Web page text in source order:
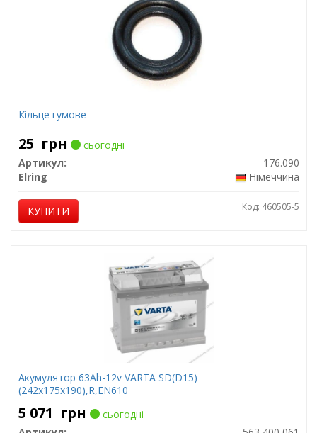
Кільце гумове
25 грн
сьогодні
Артикул:
176.090
Elring
Німеччина
КУПИТИ Код: 460505-5
Акумулятор 63Ah-12v VARTA SD(D15)
(242x175x190),R,EN610
5 071 грн
сьогодні